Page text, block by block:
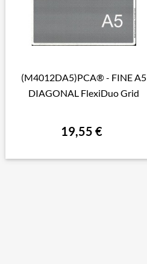
 Aperçu rapide
(M4012DA5)PCA® - FINE A5
DIAGONAL FlexiDuo Grid
19,55 €